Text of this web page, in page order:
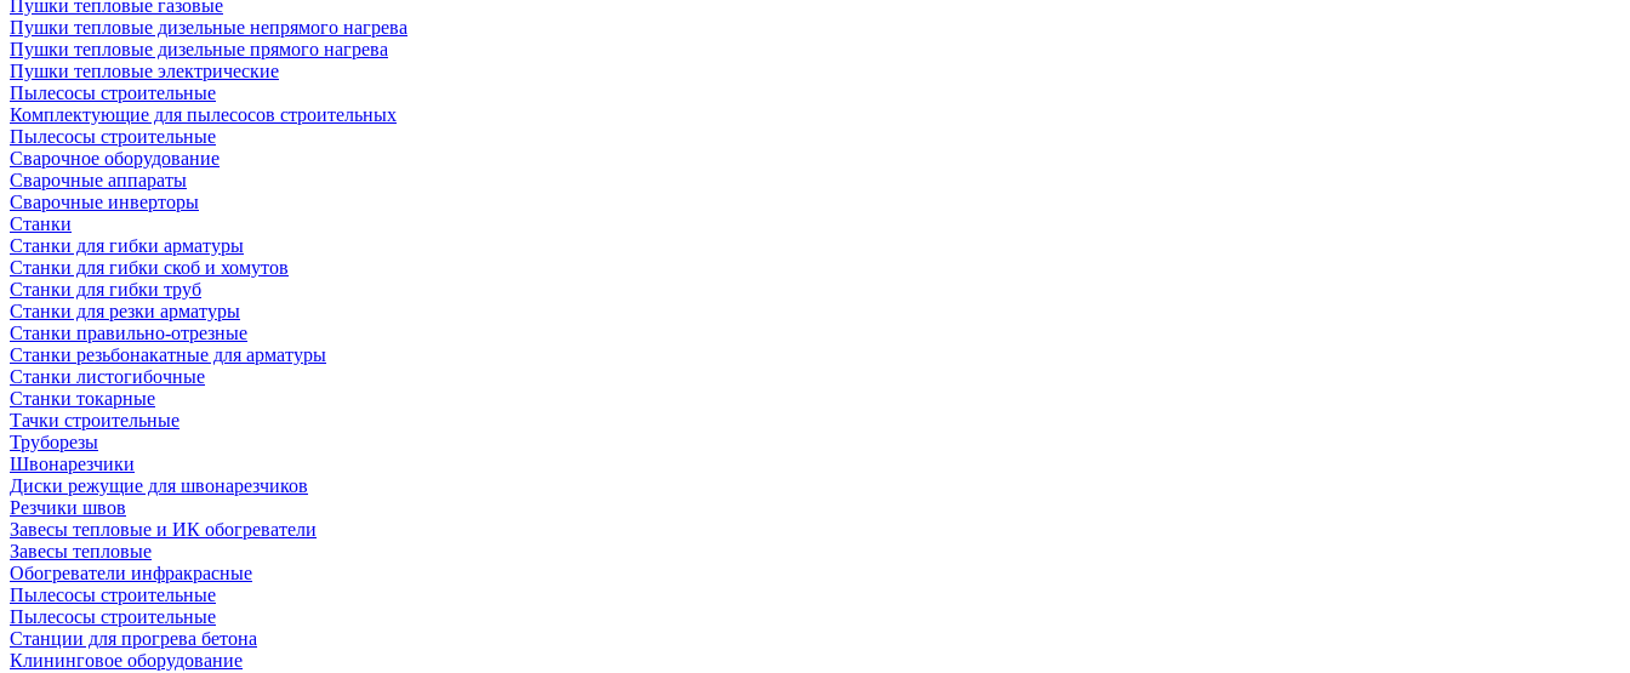
Пушки тепловые газовые
Пушки тепловые дизельные непрямого нагрева
Пушки тепловые дизельные прямого нагрева
Пушки тепловые электрические
Пылесосы строительные
Комплектующие для пылесосов строительных
Пылесосы строительные
Сварочное оборудование
Сварочные аппараты
Сварочные инверторы
Станки
Станки для гибки арматуры
Станки для гибки скоб и хомутов
Станки для гибки труб
Станки для резки арматуры
Станки правильно-отрезные
Станки резьбонакатные для арматуры
Станки листогибочные
Станки токарные
Тачки строительные
Труборезы
Швонарезчики
Диски режущие для швонарезчиков
Резчики швов
Завесы тепловые и ИК обогреватели
Завесы тепловые
Обогреватели инфракрасные
Пылесосы строительные
Пылесосы строительные
Станции для прогрева бетона
Клининговое оборудование